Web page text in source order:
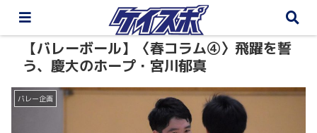
【バレーボール】〈春コラム④〉飛躍を誓
う、慶大のホープ・宮川郁真
バレー企画